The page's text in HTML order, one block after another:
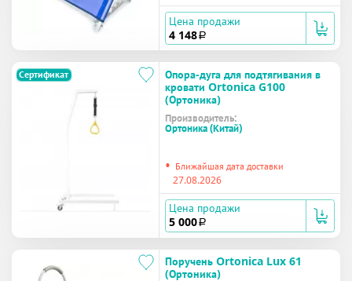
Цена продажи
4 148 a
Сертификат
Опора-дуга для подтягивания в
кровати Ortonica G100
(Ортоника)
Производитель:
Ортоника (Китай)
• Ближайшая дата доставки
27.08.2026
Цена продажи
5 000 a
Поручень Ortonica Lux 61
(Ортоника)